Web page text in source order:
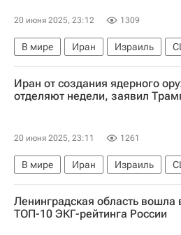
Ситуация вокруг "ядерного досье"
20 июня 2025, 23:12 1309
В мире Иран Израиль
Дональд Трамп
Иран от создания ядерного
отделяют недели, заявил
20 июня 2025, 23:11 1261
В мире Иран Израиль
Дональд Трамп
Рафаэль
Крейг Мюррей
МАГАТЭ
Ленинградская область вошла
ТОП-10 ЭКГ-рейтинга России